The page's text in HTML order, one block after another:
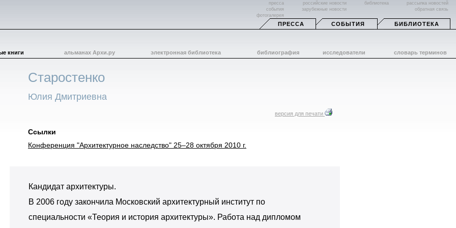
пресса
события
фотогалерея
российские новости
зарубежные новости
библиотека
рассылка новостей
обратная связь
ПРЕССА СОБЫТИЯ БИБЛИОТЕКА
книги альманах Архи.ру электронная библиотека библиография исследователи словарь терминов
Старостенко
Юлия Дмитриевна
версия для печати
Ссылки
Конференция "Архитектурное наследство" 25–28 октября 2010 г.
Кандидат архитектуры.
В 2006 году закончила Московский архитектурный институт по
специальности «Теория и история архитектуры». Работа над дипломом